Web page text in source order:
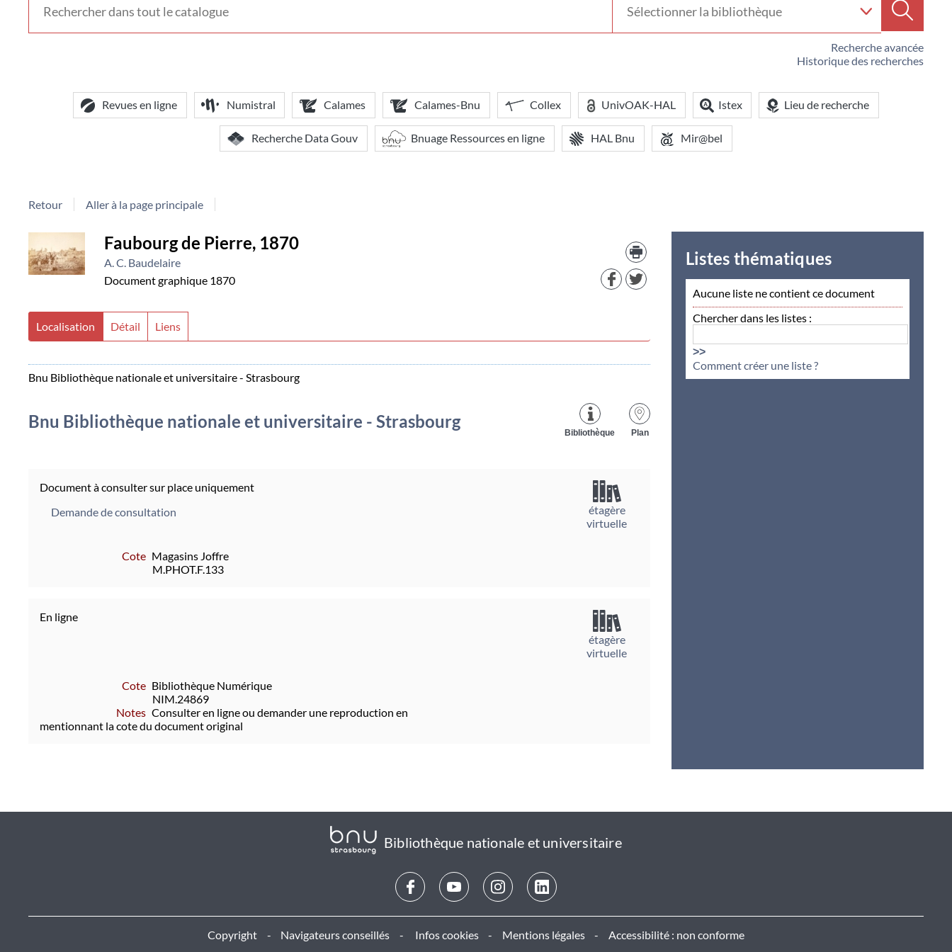
voir
Recherche avancée
Historique des recherches
votre
Revues en ligne Numistral Calames Calames-Bnu Collex UnivOAK-HAL Istex Lieu de recherche
Recherche Data Gouv Bnuage Ressources en ligne HAL Bnu Mir@bel
Retour Aller à la page principale
Détail
document
document
ressources
Faubourg de Pierre, 1870
A. C. Baudelaire
Document graphique 1870
Localisation Détail Liens
Bnu Bibliothèque nationale et universitaire - Strasbourg
Bnu Bibliothèque nationale et universitaire - Strasbourg
Plan
Bibliothèque
Document à consulter sur place uniquement
Demande de consultation
Cote Magasins Joffre
M.PHOT.F.133
étagère
virtuelle
En ligne
Cote Bibliothèque Numérique
NIM.24869
Notes Consulter en ligne ou demander une reproduction en
mentionnant la cote du document original
étagère
virtuelle
Listes thématiques
Aucune liste ne contient ce document
Chercher dans les listes :
>>
Comment créer une liste ?
Bibliothèque nationale et universitaire
Copyright Navigateurs conseillés Infos cookies Mentions légales Accessibilité : non conforme